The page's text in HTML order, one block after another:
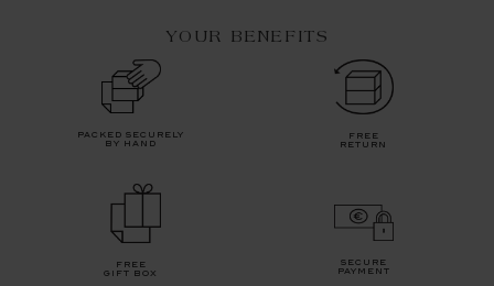
YOUR BENEFITS
packed securely
by hand
free
return
free
gift box
secure
payment